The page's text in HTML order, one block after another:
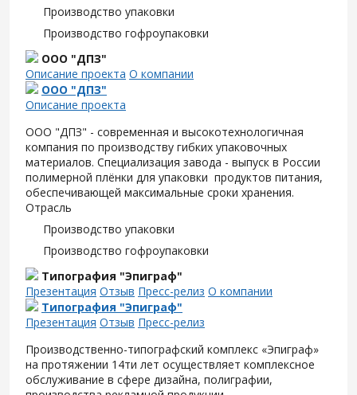
Производство упаковки
Производство гофроупаковки
ООО "ДПЗ"
Описание проекта О компании
ООО "ДПЗ"
Описание проекта
ООО "ДПЗ" - современная и высокотехнологичная
компания по производству гибких упаковочных
материалов. Специализация завода - выпуск в России
полимерной плёнки для упаковки продуктов питания,
обеспечивающей максимальные сроки хранения.
Отрасль
Производство упаковки
Производство гофроупаковки
Типография "Эпиграф"
Презентация Отзыв Пресс-релиз О компании
Типография "Эпиграф"
Презентация Отзыв Пресс-релиз
Производственно-типографский комплекс «Эпиграф»
на протяжении 14ти лет осуществляет комплексное
обслуживание в сфере дизайна, полиграфии,